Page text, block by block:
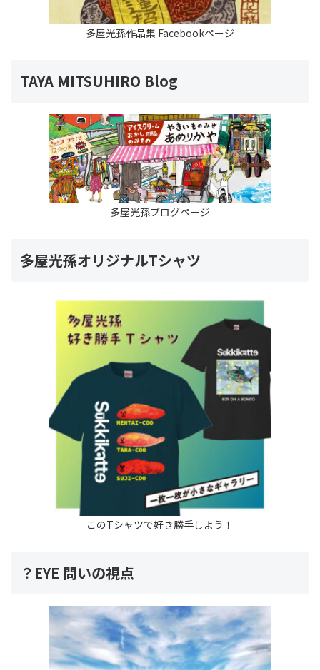
多屋光孫作品集 Facebookページ
TAYA MITSUHIRO Blog
多屋光孫ブログページ
多屋光孫オリジナルTシャツ
このTシャツで好き勝手しよう！
？EYE 問いの視点